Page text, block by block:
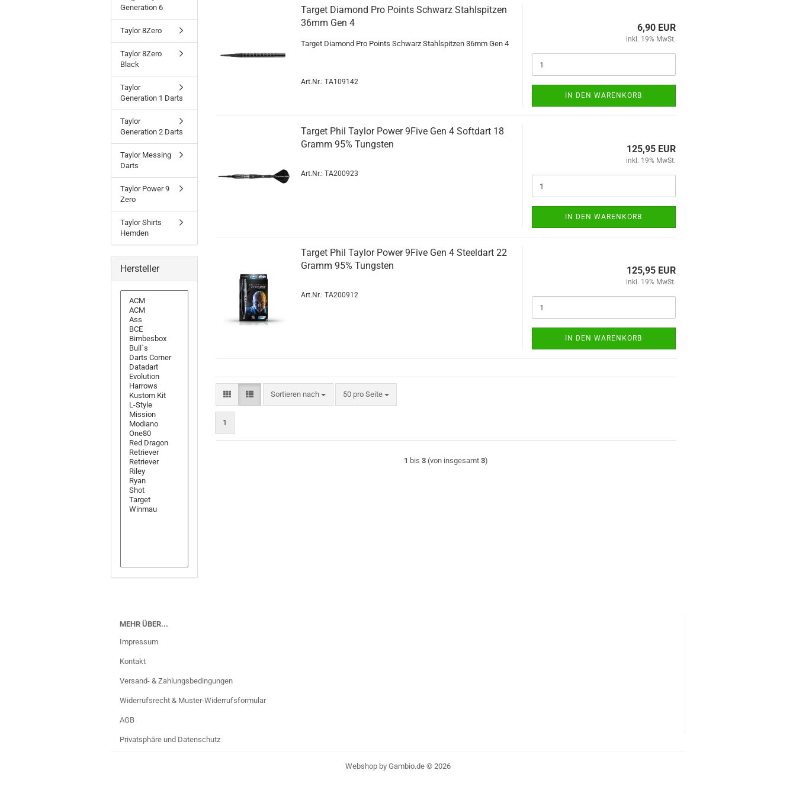
Tar­get Dia­mond Pro Points Schwarz Stahl­spit­zen
36mm Gen 4
Tar­get Dia­mond Pro Points Schwarz Stahl­spit­zen 36mm Gen 4
Art.Nr.: TA109142
6,90 EUR
inkl. 19% MwSt.
IN DEN WARENKORB
Tar­get Phil Tay­lor Power 9Five Gen 4 Softdart 18
Gramm 95% Tungs­ten
Art.Nr.: TA200923
125,95 EUR
inkl. 19% MwSt.
IN DEN WARENKORB
Tar­get Phil Tay­lor Power 9Five Gen 4 Steeld­art 22
Gramm 95% Tungs­ten
Art.Nr.: TA200912
125,95 EUR
inkl. 19% MwSt.
IN DEN WARENKORB
Sortieren nach
Sortieren nach 50 pro Seite
pro Seite
1
1 bis 3(von insgesamt 3)
Generation 6
Taylor 8Zero
Taylor 8Zero
Black
Taylor
Generation 1 Darts
Taylor
Generation 2 Darts
Taylor Messing
Darts
Taylor Power 9
Zero
Taylor Shirts
Hemden
Hersteller
MEHR ÜBER...
Impressum
Kontakt
Versand- & Zahlungsbedingungen
Widerrufsrecht & Muster-Widerrufsformular
AGB
Privatsphäre und Datenschutz
Webshop by Gambio.de © 2026